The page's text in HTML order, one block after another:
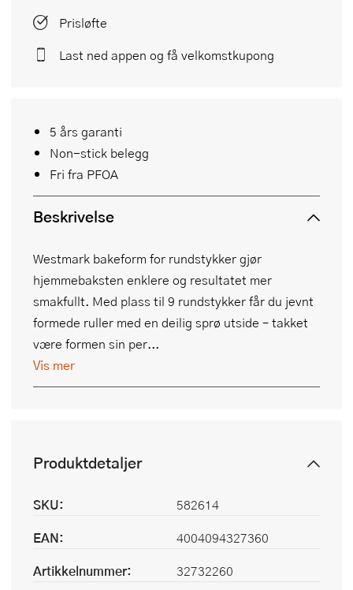
5 års garanti
Non-stick belegg
Fri fra PFOA
Beskrivelse
Westmark bakeform for rundstykker gjør
hjemmebaksten enklere og resultatet mer
smakfullt. Med plass til 9 rundstykker får du jevnt
formede ruller med en deilig sprø utside – takket
være formen sin per...
Vis mer
Prisløfte
Last ned appen og få velkomstkupong
Produktdetaljer
SKU:
582614
EAN:
4004094327360
Artikkelnummer:
32732260